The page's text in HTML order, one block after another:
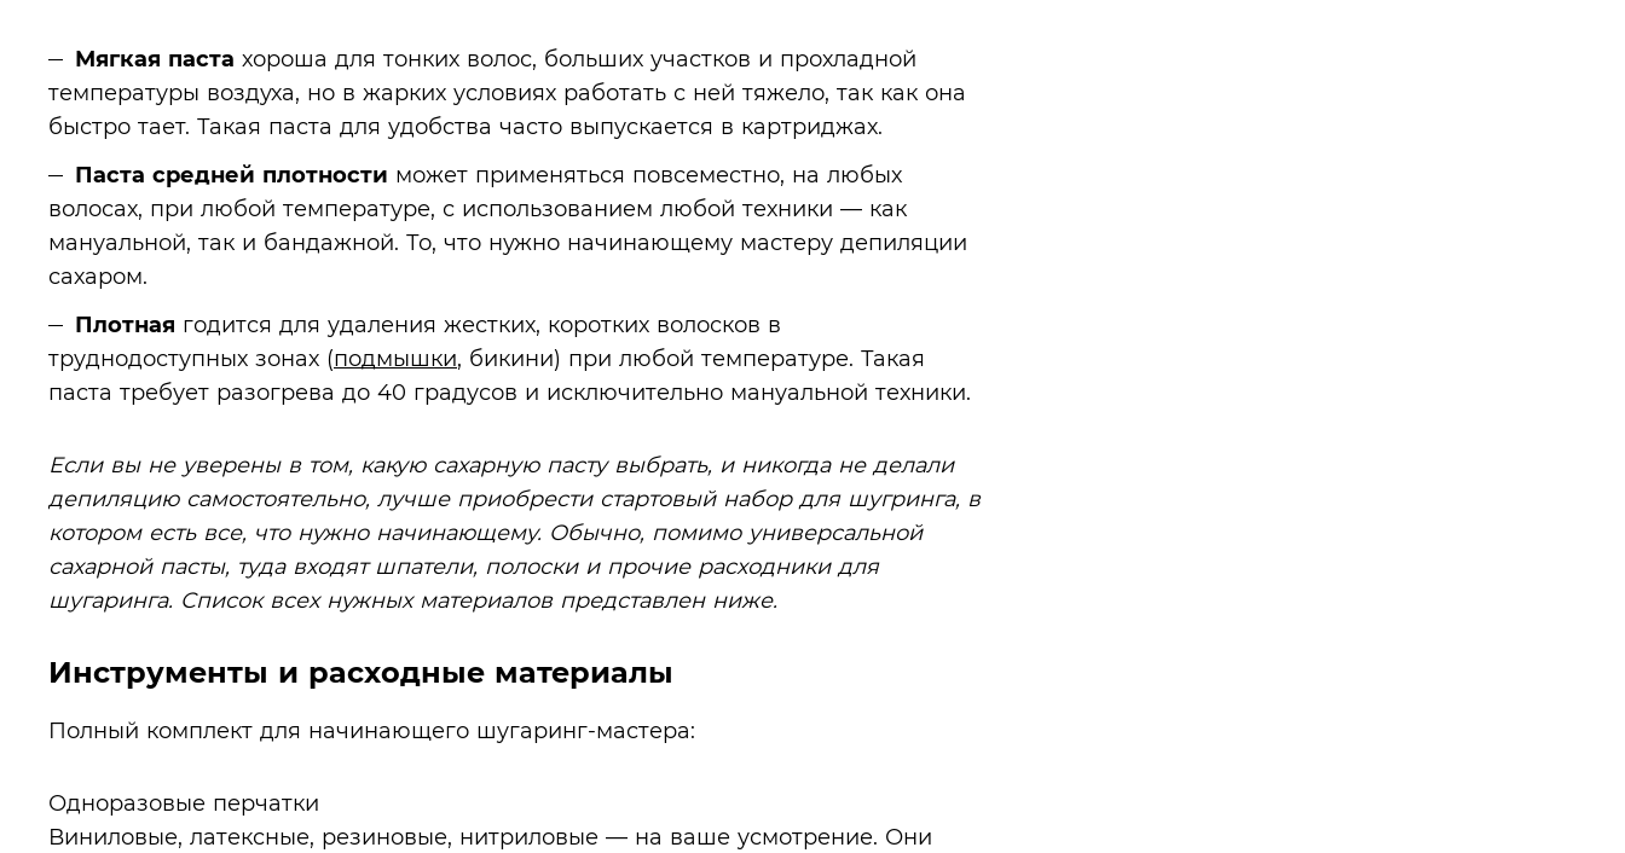
Мягкая паста хороша для тонких волос, больших участков и прохладной
температуры воздуха, но в жарких условиях работать с ней тяжело, так как она
быстро тает. Такая паста для удобства часто выпускается в картриджах.
Паста средней плотности может применяться повсеместно, на любых
волосах, при любой температуре, с использованием любой техники — как
мануальной, так и бандажной. То, что нужно начинающему мастеру депиляции
сахаром.
Плотная годится для удаления жестких, коротких волосков в
труднодоступных зонах (подмышки, бикини) при любой температуре. Такая
паста требует разогрева до 40 градусов и исключительно мануальной техники.
Если вы не уверены в том, какую сахарную пасту выбрать, и никогда не делали
депиляцию самостоятельно, лучше приобрести стартовый набор для шугринга, в
котором есть все, что нужно начинающему. Обычно, помимо универсальной
сахарной пасты, туда входят шпатели, полоски и прочие расходники для
шугаринга. Список всех нужных материалов представлен ниже.
Инструменты и расходные материалы
Полный комплект для начинающего шугаринг-мастера:
Одноразовые перчатки
Виниловые, латексные, резиновые, нитриловые — на ваше усмотрение. Они